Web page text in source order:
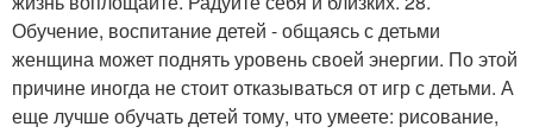
Обучение, воспитание детей - общаясь с детьми
женщина может поднять уровень своей энергии. По этой
причине иногда не стоит отказываться от игр с детьми. А
еще лучше обучать детей тому, что умеете: рисование,